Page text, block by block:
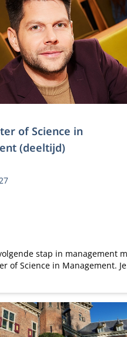
of Science in
(deeltijd)
stap in management
of Science in Management. Je
Zo ontwikkel je jezelf tot
die richting geeft,
neemt en oog houdt